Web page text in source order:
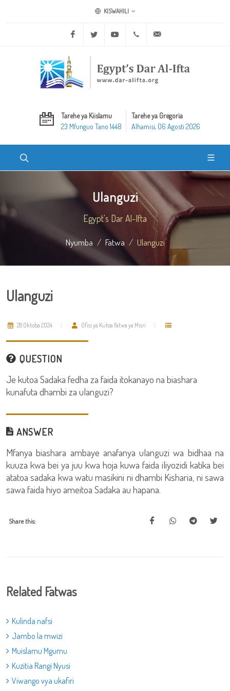
KISWAHILI
Facebook Twitter Youtube +20 2 25970400
Tarehe ya Kiislamu
23 Mfunguo Tano 1448
Tarehe ya Gregoria
Alhamisi, 06 Agosti 2026
Ulanguzi
Egypt's Dar Al-Ifta
Nyumba Fatwa Ulanguzi
Ulanguzi
28 Oktoba 2024 Ofisi ya Kutoa Fatwa ya Misri
QUESTION
Je kutoa Sadaka fedha za faida itokanayo na biashara
kunafuta dhambi za ulanguzi?
ANSWER
Mfanya biashara ambaye anafanya ulanguzi wa bidhaa na
kuuza kwa bei ya juu kwa hoja kuwa faida iliyozidi katika bei
atatoa sadaka kwa watu masikini ni dhambi Kisharia, ni sawa
sawa faida hiyo ameitoa Sadaka au hapana.
Share this:
Related Fatwas
Kulinda nafsi
Jambo la mwizi
Muislamu Mgumu
Kuzitia Rangi Nyusi
Viwango vya ukafiri